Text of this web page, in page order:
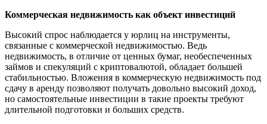
Коммерческая недвижимость как объект инвестиций
Высокий спрос наблюдается у юрлиц на инструменты,
связанные с коммерческой недвижимостью. Ведь
недвижимость, в отличие от ценных бумаг, необеспеченных
займов и спекуляций с криптовалютой, обладает большей
стабильностью. Вложения в коммерческую недвижимость под
сдачу в аренду позволяют получать довольно высокий доход,
но самостоятельные инвестиции в такие проекты требуют
длительной подготовки и больших средств.